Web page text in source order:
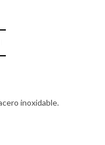
inoxidable.